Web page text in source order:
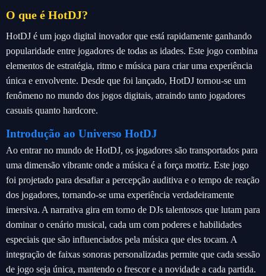
O que é HotDJ?
HotDJ é um jogo digital inovador que está rapidamente ganhando
popularidade entre jogadores de todas as idades. Este jogo combina
elementos de estratégia, ritmo e música para criar uma experiência
única e envolvente. Desde que foi lançado, HotDJ tornou-se um
fenômeno no mundo dos jogos digitais, atraindo tanto jogadores
casuais quanto hardcore.
Introdução ao Universo HotDJ
Ao entrar no mundo de HotDJ, os jogadores são transportados para
uma dimensão vibrante onde a música é a força motriz. Este jogo
foi projetado para desafiar a percepção auditiva e o tempo de reação
dos jogadores, tornando-se uma experiência verdadeiramente
imersiva. A narrativa gira em torno de DJs talentosos que lutam para
dominar o cenário musical, cada um com poderes e habilidades
especiais que são influenciados pela música que eles tocam. A
integração de faixas sonoras personalizadas permite que cada sessão
de jogo seja única, mantendo o frescor e a novidade a cada partida.